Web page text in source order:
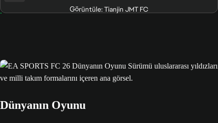
Görüntüle: Tianjin JMT FC
Dünyanın Oyunu